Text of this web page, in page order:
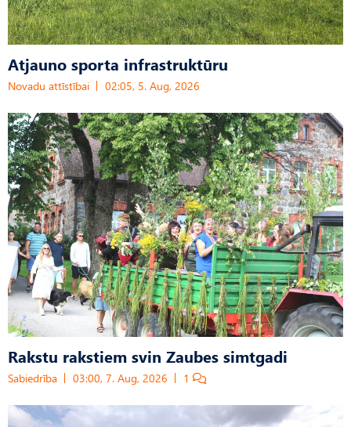
Atjauno sporta infrastruktūru
Novadu attīstībai 02:05, 5. Aug, 2026
Rakstu rakstiem svin Zaubes simtgadi
Sabiedrība 03:00, 7. Aug, 2026 1